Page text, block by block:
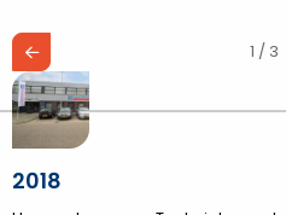
1 / 3
2018